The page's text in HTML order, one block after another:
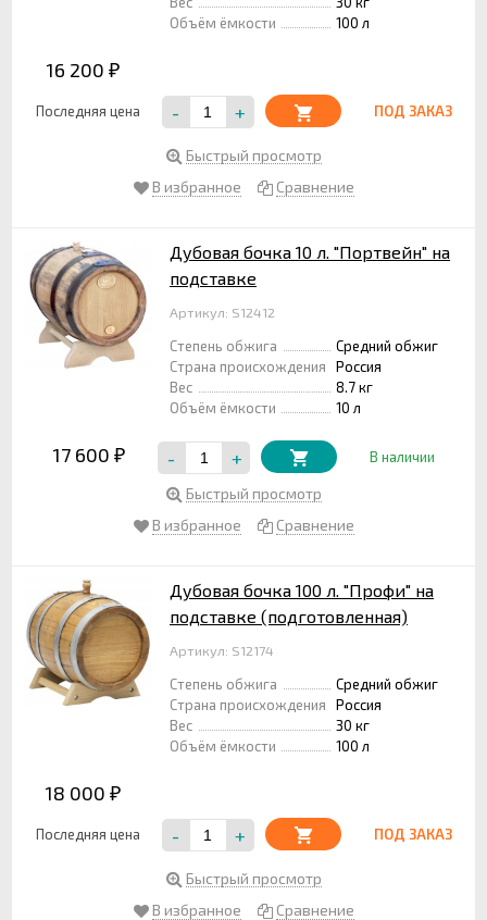
Объём ёмкости
100 л
16 200 ₽
Последняя цена - + ПОД ЗАКАЗ
Быстрый просмотр
В избранное
Сравнение
Дубовая бочка 10 л. "Портвейн" на
подставке
Артикул: S12412
Степень обжига
Средний обжиг
Страна происхождения
Россия
Вес
8.7 кг
Объём ёмкости
10 л
17 600 ₽ - + В наличии
Быстрый просмотр
В избранное
Сравнение
Дубовая бочка 100 л. "Профи" на
подставке (подготовленная)
Артикул: S12174
Степень обжига
Средний обжиг
Страна происхождения
Россия
Вес
30 кг
Объём ёмкости
100 л
18 000 ₽
Последняя цена - + ПОД ЗАКАЗ
Быстрый просмотр
В избранное
Сравнение